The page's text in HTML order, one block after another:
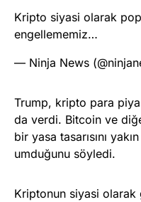
Kripto siyasi olarak
engellememiz…
— Ninja News
Trump, kripto para
da verdi. Bitcoin ve
bir yasa tasarısını
umduğunu söyledi.
Kriptonun siyasi